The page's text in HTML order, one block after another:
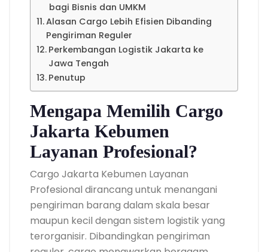
bagi Bisnis dan UMKM
Alasan Cargo Lebih Efisien Dibanding
Pengiriman Reguler
Perkembangan Logistik Jakarta ke
Jawa Tengah
Penutup
Mengapa Memilih Cargo
Jakarta Kebumen
Layanan Profesional?
Cargo Jakarta Kebumen Layanan
Profesional dirancang untuk menangani
pengiriman barang dalam skala besar
maupun kecil dengan sistem logistik yang
terorganisir. Dibandingkan pengiriman